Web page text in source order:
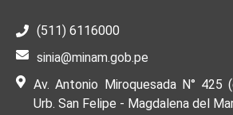
(511) 6116000
sinia@minam.gob.pe
Av. Antonio Miroquesada N° 425
Urb. San Felipe - Magdalena del